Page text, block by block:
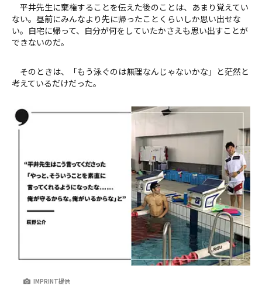
平井先生に棄権することを伝えた後のことは、あまり覚えてい
ない。昼前にみんなより先に帰ったことくらいしか思い出せな
い。自宅に帰って、自分が何をしていたかさえも思い出すことが
できないのだ。
そのときは、「もう泳ぐのは無理なんじゃないかな」と茫然と
考えているだけだった。
IMPRINT提供